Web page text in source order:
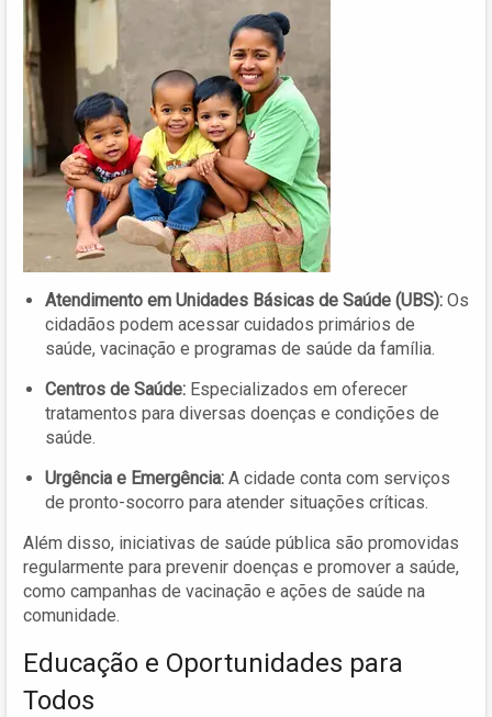
Atendimento em Unidades Básicas de Saúde (UBS): Os
cidadãos podem acessar cuidados primários de
saúde, vacinação e programas de saúde da família.
Centros de Saúde: Especializados em oferecer
tratamentos para diversas doenças e condições de
saúde.
Urgência e Emergência: A cidade conta com serviços
de pronto-socorro para atender situações críticas.
Além disso, iniciativas de saúde pública são promovidas
regularmente para prevenir doenças e promover a saúde,
como campanhas de vacinação e ações de saúde na
comunidade.
Educação e Oportunidades para
Todos